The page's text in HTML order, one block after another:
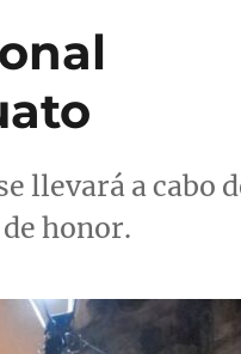
llevará a cabo
honor.